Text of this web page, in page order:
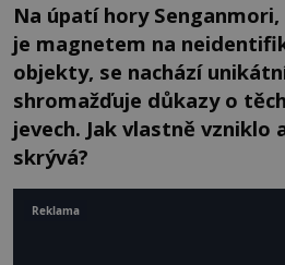
Na úpatí hory
je magnetem na
objekty, se nachází
shromažďuje důkazy o
jevech. Jak vlastně vzniklo
skrývá?
Reklama